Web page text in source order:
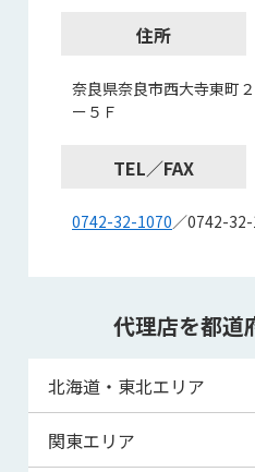
住所
奈良県奈良市西大寺東町
ー５Ｆ
TEL／FAX
0742-32-1070／0742-
代理店を都道
北海道・東北エリア
北海道
関東エリア